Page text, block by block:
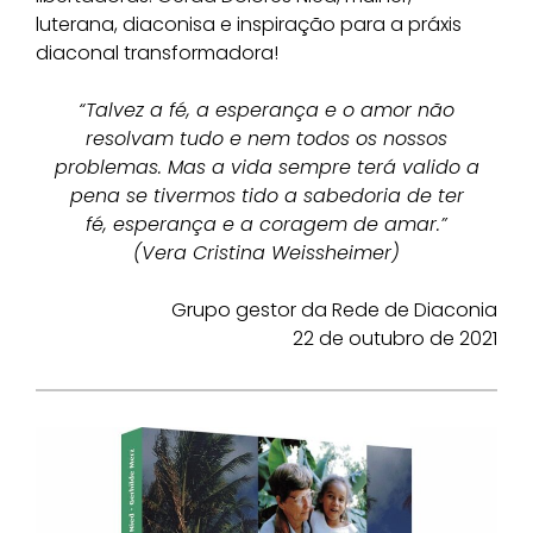
luterana, diaconisa e inspiração para a práxis
diaconal transformadora!
“Talvez a fé, a esperança e o amor não
resolvam tudo e nem todos os nossos
problemas. Mas a vida sempre terá valido a
pena se tivermos tido a sabedoria de ter
fé, esperança e a coragem de amar.”
(Vera Cristina Weissheimer)
Grupo gestor da Rede de Diaconia
22 de outubro de 2021